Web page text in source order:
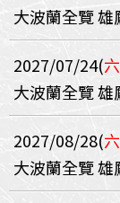
大波蘭全覽 雄
2027/07/24(六
大波蘭全覽 雄
2027/08/28(六
大波蘭全覽 雄